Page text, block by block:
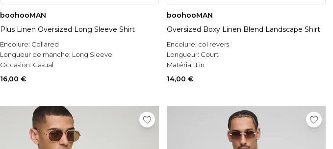
boohooMAN
Plus Linen Oversized Long Sleeve Shirt
Encolure: Collared
Longueur de manche: Long Sleeve
Occasion: Casual
16,00 €
boohooMAN
Oversized Boxy Linen Blend Landscape Shirt
Encolure: col revers
Longueur: Court
Matérial: Lin
14,00 €